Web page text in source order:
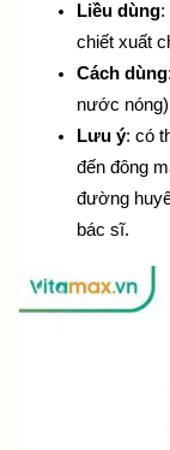
Liều dùng:
chiết xuất
Cách dùng
nước
Lưu ý: có
đến đông
đường
bác sĩ.